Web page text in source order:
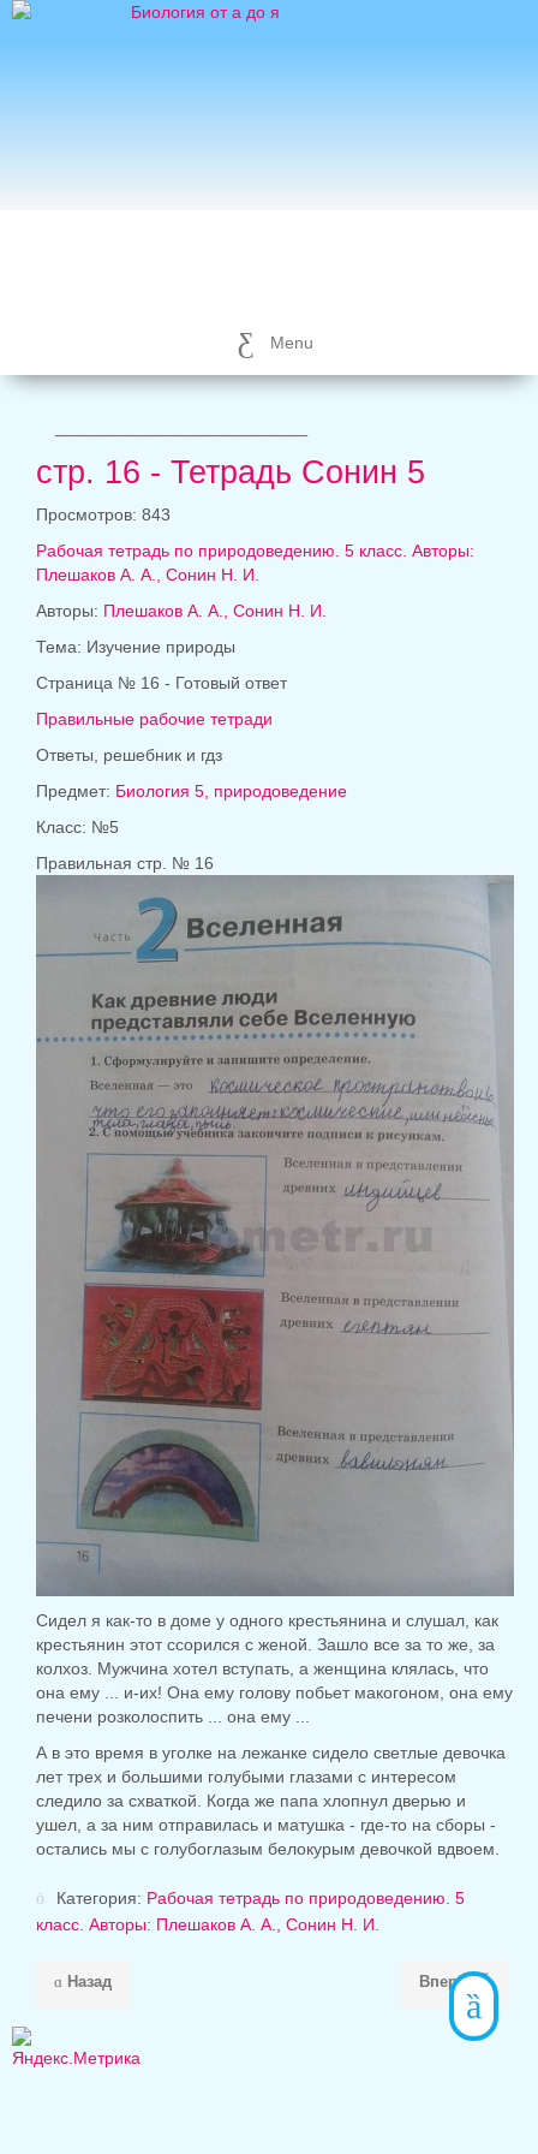
Menu
стр. 16 - Тетрадь Сонин 5
Просмотров: 843
Рабочая тетрадь по природоведению. 5 класс. Авторы:
Плешаков А. А., Сонин Н. И.
Авторы: Плешаков А. А., Сонин Н. И.
Тема: Изучение природы
Страница № 16 - Готовый ответ
Правильные рабочие тетради
Ответы, решебник и гдз
Предмет: Биология 5, природоведение
Класс: №5
Правильная стр. № 16
Сидел я как-то в доме у одного крестьянина и слушал, как
крестьянин этот ссорился с женой. Зашло все за то же, за
колхоз. Мужчина хотел вступать, а женщина клялась, что
она ему ... и-их! Она ему голову побьет макогоном, она ему
печени розколоспить ... она ему ...
А в это время в уголке на лежанке сидело светлые девочка
лет трех и большими голубыми глазами с интересом
следило за схваткой. Когда же папа хлопнул дверью и
ушел, а за ним отправилась и матушка - где-то на сборы -
остались мы с голубоглазым белокурым девочкой вдвоем.
Категория: Рабочая тетрадь по природоведению. 5
класс. Авторы: Плешаков А. А., Сонин Н. И.
Назад Вперёд